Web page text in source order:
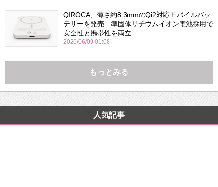
QIROCA、薄さ約8.3mmのQi2対応モバイルバッ
テリーを発売 準固体リチウムイオン電池採用で
安全性と携帯性を両立
2026/06/09 01:08
もっとみる
人気記事